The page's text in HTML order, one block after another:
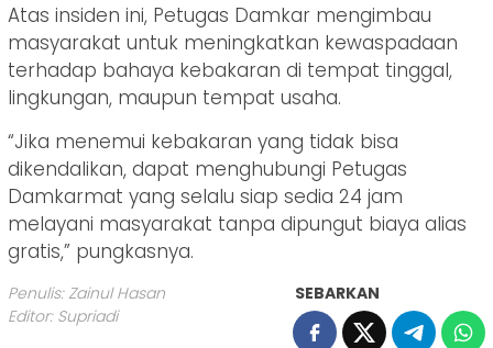
Atas insiden ini, Petugas Damkar mengimbau
masyarakat untuk meningkatkan kewaspadaan
terhadap bahaya kebakaran di tempat tinggal,
lingkungan, maupun tempat usaha.
“Jika menemui kebakaran yang tidak bisa
dikendalikan, dapat menghubungi Petugas
Damkarmat yang selalu siap sedia 24 jam
melayani masyarakat tanpa dipungut biaya alias
gratis,” pungkasnya.
Penulis: Zainul Hasan
Editor: Supriadi
SEBARKAN